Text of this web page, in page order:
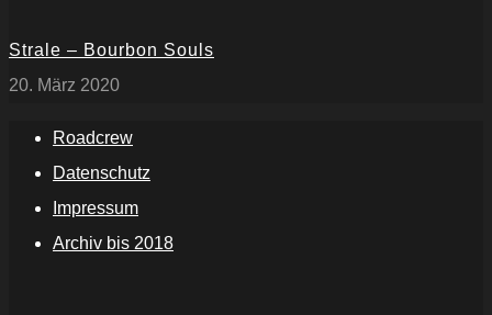
Strale – Bourbon Souls
20. März 2020
Roadcrew
Datenschutz
Impressum
Archiv bis 2018